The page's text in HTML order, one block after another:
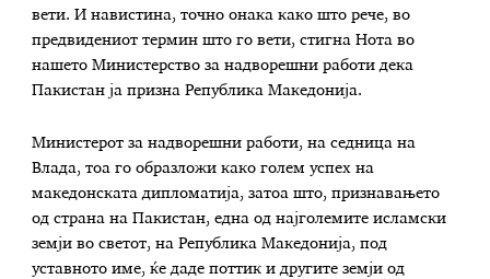
вети. И навистина, точно онака како што рече, во
предвидениот термин што го вети, стигна Нота во
нашето Министерство за надворешни работи дека
Пакистан ја призна Република Македонија.
Министерот за надворешни работи, на седница на
Влада, тоа го образложи како голем успех на
македонската дипломатија, затоа што, признавањето
од страна на Пакистан, една од најголемите исламски
земји во светот, на Република Македонија, под
уставното име, ќе даде поттик и другите земји од